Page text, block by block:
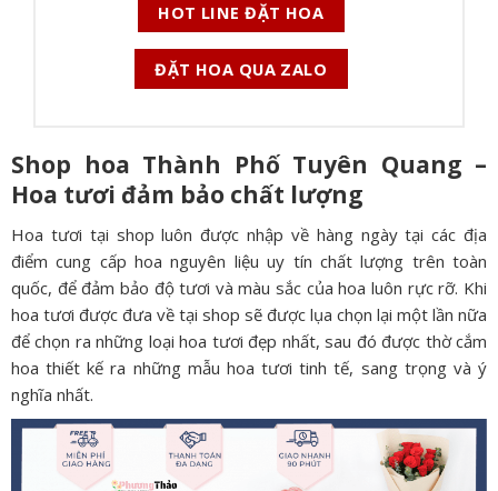
HOT LINE ĐẶT HOA
ĐẶT HOA QUA ZALO
Shop hoa Thành Phố Tuyên Quang –
Hoa tươi đảm bảo chất lượng
Hoa tươi tại shop luôn được nhập về hàng ngày tại các địa
điểm cung cấp hoa nguyên liệu uy tín chất lượng trên toàn
quốc, để đảm bảo độ tươi và màu sắc của hoa luôn rực rỡ. Khi
hoa tươi được đưa về tại shop sẽ được lụa chọn lại một lần nữa
để chọn ra những loại hoa tươi đẹp nhất, sau đó được thờ cắm
hoa thiết kế ra những mẫu hoa tươi tinh tế, sang trọng và ý
nghĩa nhất.